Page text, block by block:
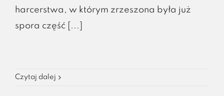
harcerstwa, w którym zrzeszona była już
spora część [...]
Czytaj dalej